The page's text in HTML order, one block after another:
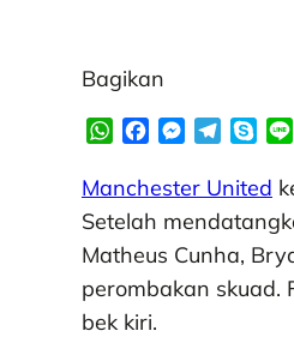
Bagikan
W
a
s
A
p
p
c
b
o
o
k
M
s
e
n
g
l
g
r
a
y
e
Manchester United
Setelah
Matheus Cunha,
perombakan skuad.
bek kiri.